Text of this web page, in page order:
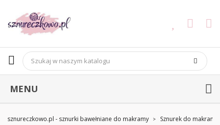
MENU
sznureczkowo.pl - sznurki bawełniane do makramy Sznurek do makramy